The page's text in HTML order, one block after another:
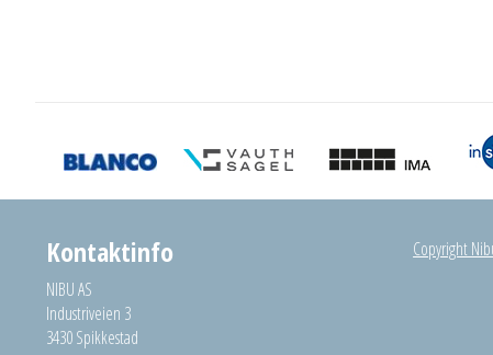
Kontaktinfo
NIBU AS
Industriveien 3
3430 Spikkestad
Copyright